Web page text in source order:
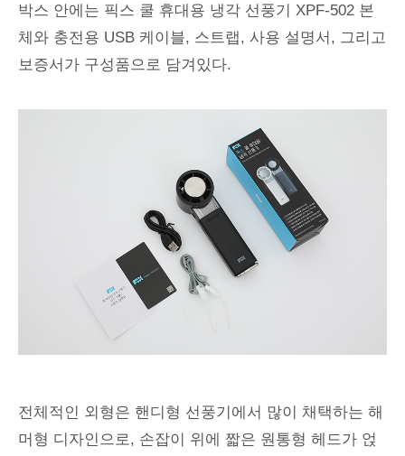
박스 안에는 픽스 쿨 휴대용 냉각 선풍기 XPF-502 본
체와 충전용 USB 케이블, 스트랩, 사용 설명서, 그리고
보증서가 구성품으로 담겨있다.
전체적인 외형은 핸디형 선풍기에서 많이 채택하는 해
머형 디자인으로, 손잡이 위에 짧은 원통형 헤드가 얹